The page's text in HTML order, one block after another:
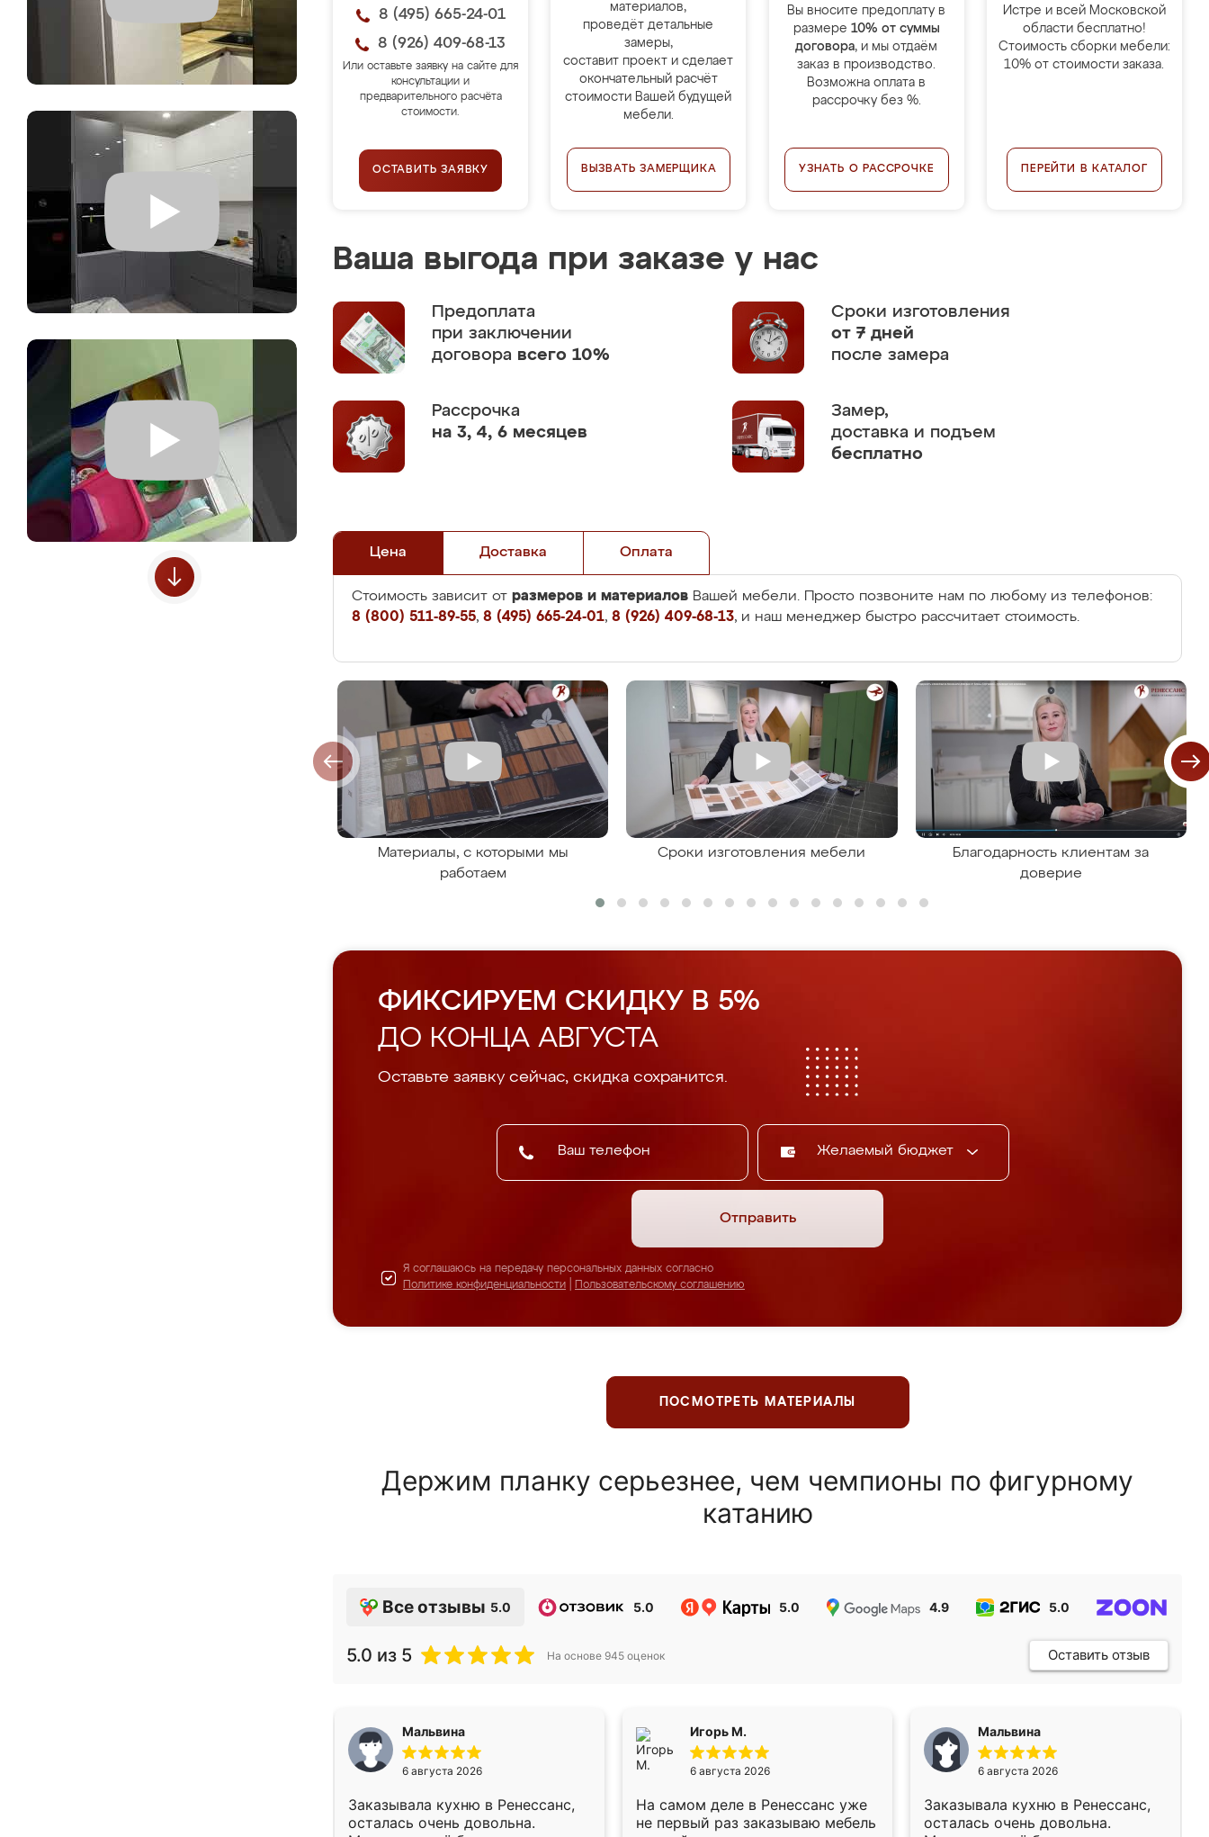
8 (495) 665-24-01
8 (926) 409-68-13
Или оставьте заявку на сайте для
консультации и
предварительного расчёта
стоимости.
ОСТАВИТЬ ЗАЯВКУ
материалов,
проведёт детальные
замеры,
составит проект и сделает
окончательный расчёт
стоимости Вашей будущей
мебели.
ВЫЗВАТЬ ЗАМЕРЩИКА
Вы вносите предоплату в
размере 10% от суммы
договора, и мы отдаём
заказ в производство.
Возможна оплата в
рассрочку без %.
УЗНАТЬ О РАССРОЧКЕ
Истре и всей Московской
области бесплатно!
Стоимость сборки мебели:
10% от стоимости заказа.
ПЕРЕЙТИ В КАТАЛОГ
Ваша выгода при заказе у нас
Предоплата
при заключении
договора всего 10%
Сроки изготовления
от 7 дней
после замера
Рассрочка
на 3, 4, 6 месяцев
Замер,
доставка и подъем
бесплатно
Цена Доставка Оплата
Стоимость зависит от размеров и материалов Вашей мебели. Просто позвоните нам по любому из телефонов:
8 (800) 511-89-55, 8 (495) 665-24-01, 8 (926) 409-68-13, и наш менеджер быстро рассчитает стоимость.
Материалы, с которыми мы
работаем
Сроки изготовления мебели
Благодарность клиентам за
доверие
ФИКСИРУЕМ СКИДКУ В 5%
ДО КОНЦА АВГУСТА
Оставьте заявку сейчас, скидка сохранится.
Желаемый бюджет
Отправить
Я соглашаюсь на передачу персональных данных согласно
Политике конфиденциальности
Пользовательскому соглашению
ПОСМОТРЕТЬ МАТЕРИАЛЫ
Держим планку серьезнее, чем чемпионы по фигурному
катанию
Все отзывы 5.0 5.0 5.0 4.9 5.0
5.0 из 5 На основе 945 оценок Оставить отзыв
Мальвина
6 августа 2026
Заказывала кухню в Ренессанс,
осталась очень довольна.
Игорь М.
6 августа 2026
На самом деле в Ренессанс уже
не первый раз заказываю мебель
Мальвина
6 августа 2026
Заказывала кухню в Ренессанс,
осталась очень довольна.